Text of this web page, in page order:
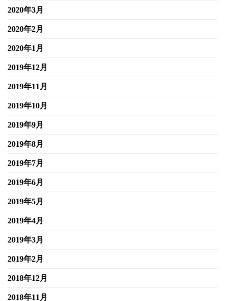
2020年3月
2020年2月
2020年1月
2019年12月
2019年11月
2019年10月
2019年9月
2019年8月
2019年7月
2019年6月
2019年5月
2019年4月
2019年3月
2019年2月
2018年12月
2018年11月